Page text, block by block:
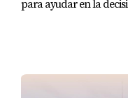
relativamente bajos
estados. Además,
para ayudar en la